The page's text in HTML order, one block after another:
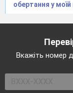
обертання у моїй
Вкажіть номер